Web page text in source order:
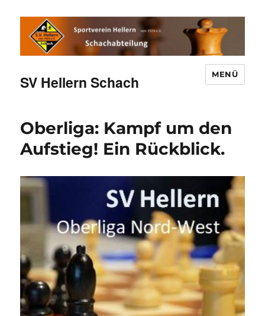
SV Hellern Schach MENÜ
Oberliga: Kampf um den
Aufstieg! Ein Rückblick.